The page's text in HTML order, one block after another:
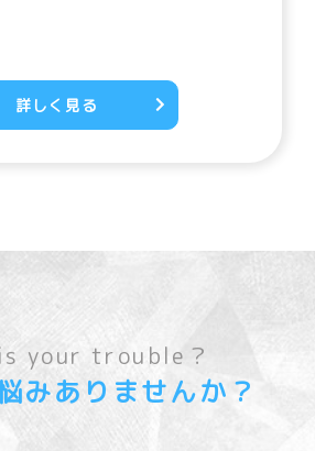
詳しく見る
your trouble？
みありませんか？